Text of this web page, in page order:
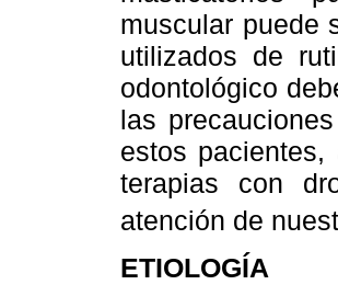
muscular puede
utilizados de
odontológico
las
estos
terapias con
atención de
ETIOLOGÍA